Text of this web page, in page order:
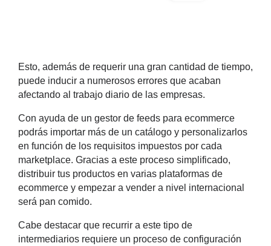
Esto, además de requerir una gran cantidad de tiempo,
puede inducir a numerosos errores que acaban
afectando al trabajo diario de las empresas.
Con ayuda de un gestor de feeds para ecommerce
podrás importar más de un catálogo y personalizarlos
en función de los requisitos impuestos por cada
marketplace. Gracias a este proceso simplificado,
distribuir tus productos en varias plataformas de
ecommerce y empezar a vender a nivel internacional
será pan comido.
Cabe destacar que recurrir a este tipo de
intermediarios requiere un proceso de configuración